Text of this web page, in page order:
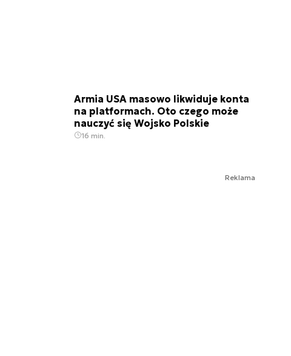
Armia USA masowo likwiduje konta
na platformach. Oto czego może
nauczyć się Wojsko Polskie
16 min.
Reklama